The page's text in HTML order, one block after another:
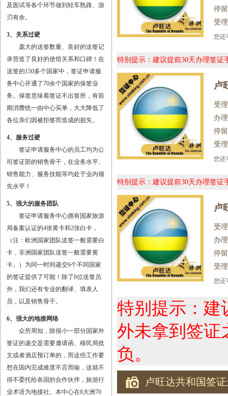
及面试等各个环节做到轻车熟路、游
刃有余。
3、关系过硬
庞大的送签数量、良好的送签记
录营造了良好的使馆关系和口碑！在
送签的150多个国家中，签证申请服
务中心开通了70余个国家的保签业
务。保签意味着签证不出签所，有前
期消费统一由中心买单，大大降低了
各位亲们因被拒签而造成的损失。
4、服务过硬
签证申请服务中心的员工均为公
司签证部的销售骨干，在业务水平、
销售能力、服务技能等均处于业内领
先水平！
5、强大的服务团队
签证申请服务中心拥有国家旅游
局备案认证的4张黄卡和2张白卡，
（注：欧洲国家团队送签一般需要白
卡，非洲国家团队送签一般需要黄
卡。）为同一时间递交6个不同国家
的签证提供了可能！除了6位送签员
外，我们还有专业的翻译、填表人
员，以及销售骨干。
6、强大的地接网络
众所周知，除很小一部分国家外
签证的递交是需要邀请函、移民局批
文或者酒店预订单的，而这些工作要
想在国内完成难度不言而喻，这就不
得不委托给各国的合作伙伴，旅游行
业术语为地接社。本中心在6大洲70
停
受
您
特别提示：建议提前30天办理签
卢
受
办
停
受
您
特别提示：建议提前30天办理签
卢
受
办
停
受
您
特别提示：建
外未拿到签证
负。
卢旺达共和国签